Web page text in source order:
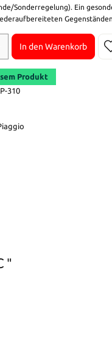
Sonderregelung). Ein
In den Warenkorb
Produkt
310
"